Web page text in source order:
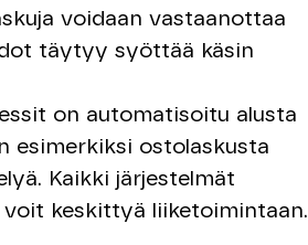
voidaan vastaanottaa
täytyy syöttää käsin
on automatisoitu alusta
esimerkiksi ostolaskusta
Kaikki järjestelmät
voit keskittyä liiketoimintaan.